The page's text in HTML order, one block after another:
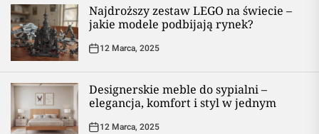
Najdroższy zestaw LEGO na świecie –
jakie modele podbijają rynek?
12 Marca, 2025
Designerskie meble do sypialni –
elegancja, komfort i styl w jednym
12 Marca, 2025